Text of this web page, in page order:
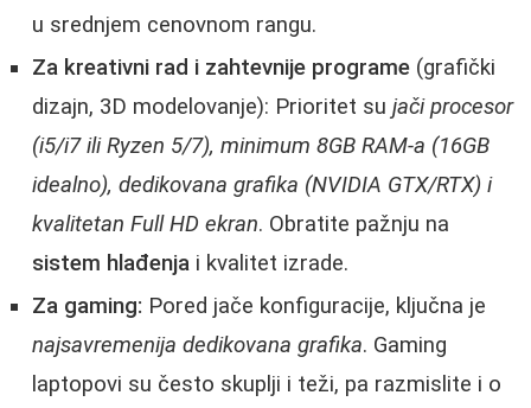
u srednjem cenovnom rangu.
Za kreativni rad i zahtevnije programe (grafički
dizajn, 3D modelovanje): Prioritet su jači procesor
(i5/i7 ili Ryzen 5/7), minimum 8GB RAM-a (16GB
idealno), dedikovana grafika (NVIDIA GTX/RTX) i
kvalitetan Full HD ekran. Obratite pažnju na
sistem hlađenja i kvalitet izrade.
Za gaming: Pored jače konfiguracije, ključna je
najsavremenija dedikovana grafika. Gaming
laptopovi su često skuplji i teži, pa razmislite i o